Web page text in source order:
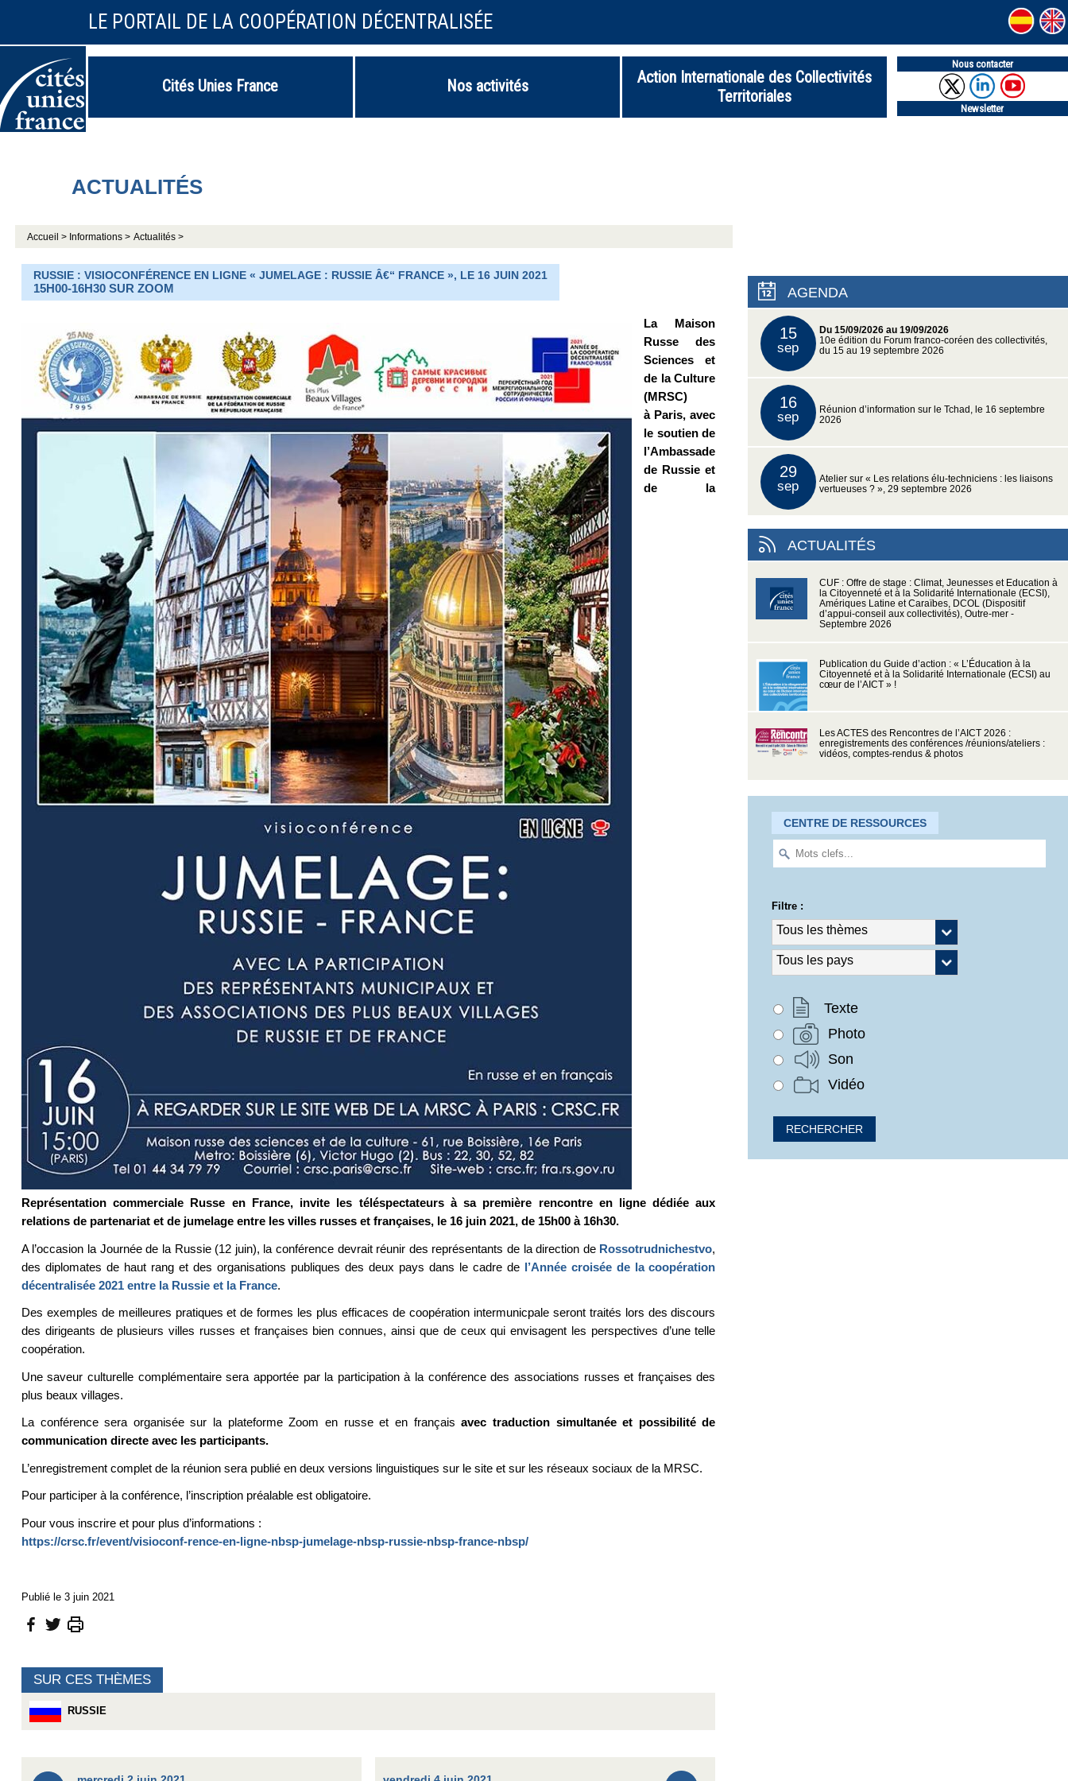
LE PORTAIL DE LA COOPÉRATION DÉCENTRALISÉE
Cités Unies France Nos activités
Action Internationale des Collectivités
Territoriales
Nous contacter
Newsletter
ACTUALITÉS
Accueil > Informations > Actualités >
RUSSIE : VISIOCONFÉRENCE EN LIGNE « JUMELAGE : RUSSIE Â€“ FRANCE », LE 16 JUIN 2021
15H00-16H30 SUR ZOOM
La Maison
Russe des
Sciences et
de la Culture
(MRSC)
à Paris, avec
le soutien de
l’Ambassade
de Russie et
de la
Représentation commerciale Russe en France, invite les téléspectateurs à sa première rencontre en ligne dédiée aux
relations de partenariat et de jumelage entre les villes russes et françaises, le 16 juin 2021, de 15h00 à 16h30.
A l’occasion la Journée de la Russie (12 juin), la conférence devrait réunir des représentants de la direction de Rossotrudnichestvo,
des diplomates de haut rang et des organisations publiques des deux pays dans le cadre de l’Année croisée de la coopération
décentralisée 2021 entre la Russie et la France.
Des exemples de meilleures pratiques et de formes les plus efficaces de coopération intermunicpale seront traités lors des discours
des dirigeants de plusieurs villes russes et françaises bien connues, ainsi que de ceux qui envisagent les perspectives d’une telle
coopération.
Une saveur culturelle complémentaire sera apportée par la participation à la conférence des associations russes et françaises des
plus beaux villages.
La conférence sera organisée sur la plateforme Zoom en russe et en françaisavec traduction simultanée et possibilité de
communication directe avec les participants.
L’enregistrement complet de la réunion sera publié en deux versions linguistiques sur le site et sur les réseaux sociaux de la MRSC.
Pour participer à la conférence, l’inscription préalable est obligatoire.
Pour vous inscrire et pour plus d’informations :
https://crsc.fr/event/visioconf-rence-en-ligne-nbsp-jumelage-nbsp-russie-nbsp-france-nbsp/
Publié le 3 juin 2021
SUR CES THÈMES
RUSSIE
AGENDA
15
sep
Du 15/09/2026 au 19/09/2026
10e édition du Forum franco-coréen des collectivités,
du 15 au 19 septembre 2026
16
sep
Réunion d’information sur le Tchad, le 16 septembre
2026
29
sep
Atelier sur « Les relations élu-techniciens : les liaisons
vertueuses ? », 29 septembre 2026
ACTUALITÉS
CUF : Offre de stage : Climat, Jeunesses et Education à
la Citoyenneté et à la Solidarité Internationale (ECSI),
Amériques Latine et Caraïbes, DCOL (Dispositif
d’appui-conseil aux collectivités), Outre-mer -
Septembre 2026
Publication du Guide d’action : « L’Éducation à la
Citoyenneté et à la Solidarité Internationale (ECSI) au
cœur de l’AICT » !
Les ACTES des Rencontres de l’AICT 2026 :
enregistrements des conférences /réunions/ateliers :
vidéos, comptes-rendus & photos
CENTRE DE RESSOURCES
Filtre :
Texte
Photo
Son
Vidéo